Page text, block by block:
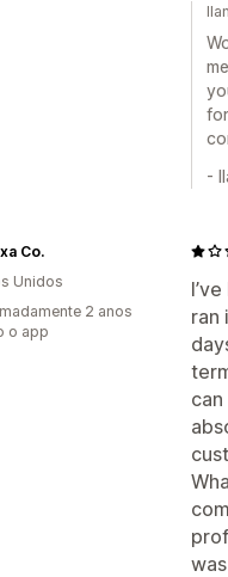
-
ran
Co.
Unidos
2 anos
o app